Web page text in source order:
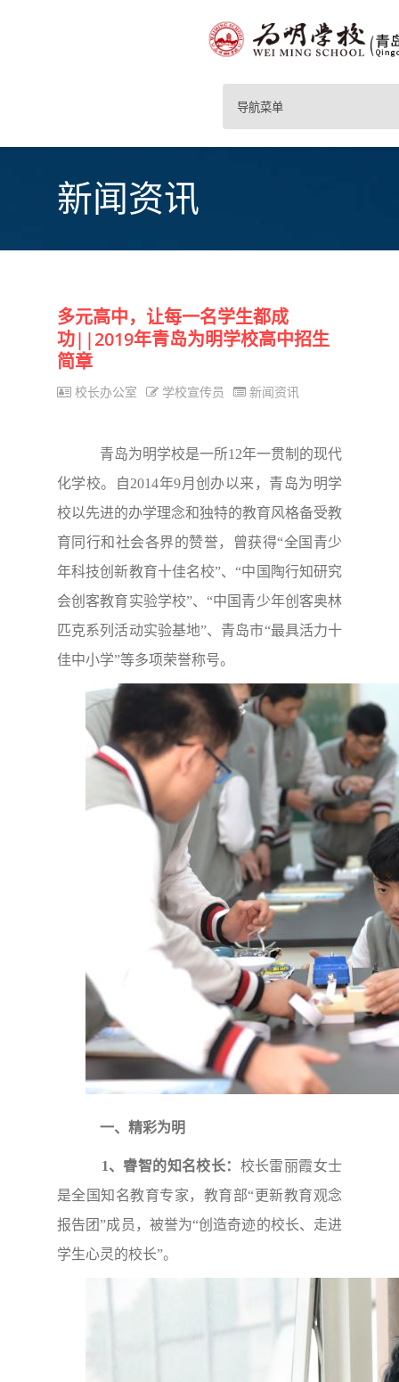
导航菜单
新闻资讯
多元高中，让每一名学生都成
功||2019年青岛为明学校高中招生
简章
校长办公室 学校宣传员 新闻资讯
青岛为明学校是一所12年一贯制的现代
化学校。自2014年9月创办以来，青岛为明学
校以先进的办学理念和独特的教育风格备受教
育同行和社会各界的赞誉，曾获得“全国青少
年科技创新教育十佳名校”、“中国陶行知研究
会创客教育实验学校”、“中国青少年创客奥林
匹克系列活动实验基地”、青岛市“最具活力十
佳中小学”等多项荣誉称号。
一、精彩为明
1、睿智的知名校长： 校长雷丽霞女士
是全国知名教育专家，教育部“更新教育观念
报告团”成员，被誉为“创造奇迹的校长、走进
学生心灵的校长”。